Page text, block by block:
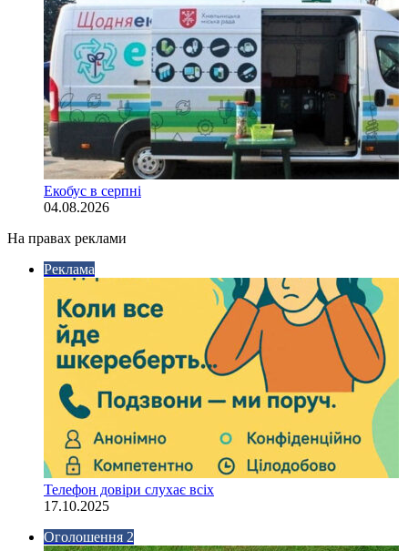
Екобус в серпні
04.08.2026
На правах реклами
Реклама
Телефон довіри слухає всіх
17.10.2025
Оголошення 2